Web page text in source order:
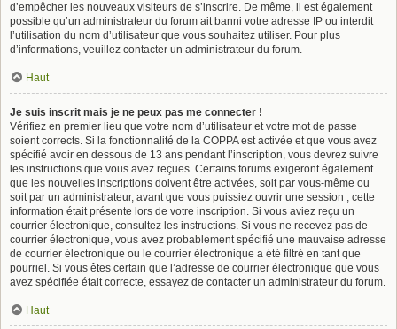
d’empêcher les nouveaux visiteurs de s’inscrire. De même, il est également
possible qu’un administrateur du forum ait banni votre adresse IP ou interdit
l’utilisation du nom d’utilisateur que vous souhaitez utiliser. Pour plus
d’informations, veuillez contacter un administrateur du forum.
Haut
Je suis inscrit mais je ne peux pas me connecter !
Vérifiez en premier lieu que votre nom d’utilisateur et votre mot de passe
soient corrects. Si la fonctionnalité de la COPPA est activée et que vous avez
spécifié avoir en dessous de 13 ans pendant l’inscription, vous devrez suivre
les instructions que vous avez reçues. Certains forums exigeront également
que les nouvelles inscriptions doivent être activées, soit par vous-même ou
soit par un administrateur, avant que vous puissiez ouvrir une session ; cette
information était présente lors de votre inscription. Si vous aviez reçu un
courrier électronique, consultez les instructions. Si vous ne recevez pas de
courrier électronique, vous avez probablement spécifié une mauvaise adresse
de courrier électronique ou le courrier électronique a été filtré en tant que
pourriel. Si vous êtes certain que l’adresse de courrier électronique que vous
avez spécifiée était correcte, essayez de contacter un administrateur du forum.
Haut